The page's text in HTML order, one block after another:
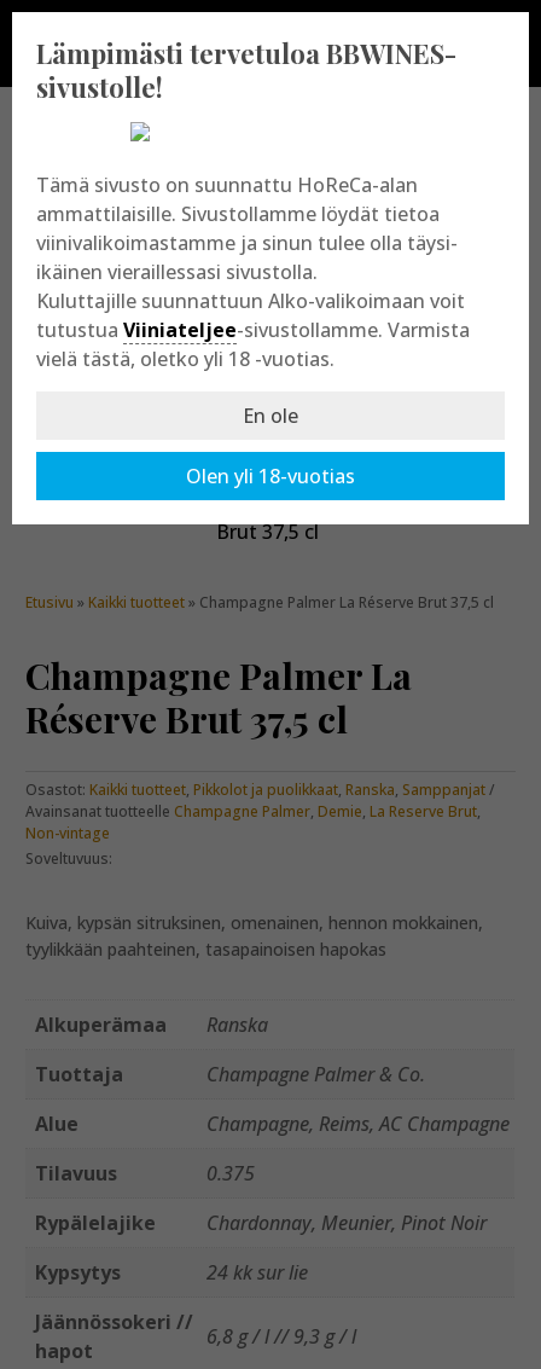
BBWINES OY
Vajossuonkatu 10
20360 Turku
y-tunnus: 2009865-8
Etusivu » Kaikki tuotteet» Champagne Palmer La Réserve Brut 37,5 cl
Champagne Palmer La
Réserve Brut 37,5 cl
Osastot: Kaikki tuotteet, Pikkolot ja puolikkaat, Ranska, Samppanjat
Avainsanat tuotteelle Champagne Palmer, Demie, La Reserve Brut,
Non-vintage
Soveltuvuus:
Kuiva, kypsän sitruksinen, omenainen, hennon mokkainen,
tyylikkään paahteinen, tasapainoisen hapokas
Alkuperämaa
Ranska
Tuottaja
Champagne Palmer & Co.
Alue
Champagne, Reims, AC Champagne
Tilavuus
0.375
Rypälelajike
Chardonnay, Meunier, Pinot Noir
Kypsytys
24 kk sur lie
Jäännössokeri //
hapot
6,8 g / l // 9,3 g / l
Lämpimästi tervetuloa BBWINES-
sivustolle!
Tämä sivusto on suunnattu HoReCa-alan
ammattilaisille. Sivustollamme löydät tietoa
viinivalikoimastamme ja sinun tulee olla täysi-
ikäinen vieraillessasi sivustolla.
Kuluttajille suunnattuun Alko-valikoimaan voit
tutustua Viiniateljee-sivustollamme. Varmista
vielä tästä, oletko yli 18 -vuotias.
En ole
Olen yli 18-vuotias